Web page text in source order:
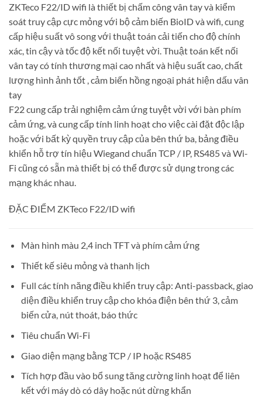
ZKTeco F22/ID wifi là thiết bị chấm công vân tay và kiểm
soát truy cập cực mỏng với bộ cảm biến BioID và wifi, cung
cấp hiệu suất vô song với thuật toán cải tiến cho độ chính
xác, tin cậy và tốc độ kết nối tuyệt vời. Thuật toán kết nối
vân tay có tính thương mại cao nhất và hiệu suất cao, chất
lượng hình ảnh tốt , cảm biến hồng ngoại phát hiện dấu vân
tay
F22 cung cấp trải nghiệm cảm ứng tuyệt vời với bàn phím
cảm ứng, và cung cấp tính linh hoạt cho việc cài đặt độc lập
hoặc với bất kỳ quyền truy cập của bên thứ ba, bảng điều
khiển hỗ trợ tín hiệu Wiegand chuẩn TCP / IP, RS485 và Wi-
Fi cũng có sẵn mà thiết bị có thể được sử dụng trong các
mạng khác nhau.
ĐẶC ĐIỂM ZKTeco F22/ID wifi
Màn hình màu 2,4 inch TFT và phím cảm ứng
Thiết kế siêu mỏng và thanh lịch
Full các tính năng điều khiển truy cập: Anti-passback, giao
diện điều khiển truy cập cho khóa điện bên thứ 3, cảm
biến cửa, nút thoát, báo thức
Tiêu chuẩn Wi-Fi
Giao diện mạng bằng TCP / IP hoặc RS485
Tích hợp đầu vào bổ sung tăng cường linh hoạt để liên
kết với máy dò có dây hoặc nút dừng khẩn